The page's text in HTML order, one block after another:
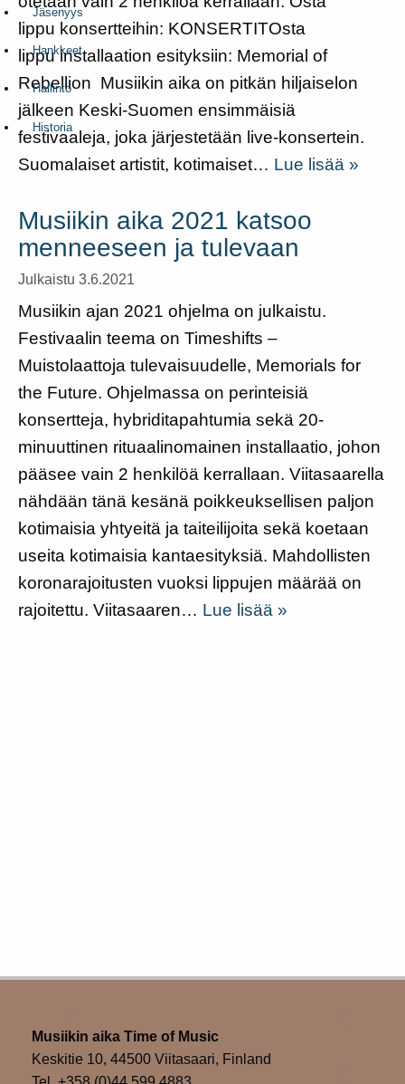
Jäsenyys
Hankkeet
Hallinto
Historia
lippu konsertteihin: KONSERTITOsta
lippu installaation esityksiin: Memorial of
Rebellion Musiikin aika on pitkän hiljaiselon
jälkeen Keski-Suomen ensimmäisiä
festivaaleja, joka järjestetään live-konsertein.
Suomalaiset artistit, kotimaiset… Lue lisää »
Musiikin aika 2021 katsoo
menneeseen ja tulevaan
Julkaistu 3.6.2021
Musiikin ajan 2021 ohjelma on julkaistu.
Festivaalin teema on Timeshifts –
Muistolaattoja tulevaisuudelle, Memorials for
the Future. Ohjelmassa on perinteisiä
konsertteja, hybriditapahtumia sekä 20-
minuuttinen rituaalinomainen installaatio, johon
pääsee vain 2 henkilöä kerrallaan. Viitasaarella
nähdään tänä kesänä poikkeuksellisen paljon
kotimaisia yhtyeitä ja taiteilijoita sekä koetaan
useita kotimaisia kantaesityksiä. Mahdollisten
koronarajoitusten vuoksi lippujen määrää on
rajoitettu. Viitasaaren… Lue lisää »
Musiikin aika Time of Music
Keskitie 10, 44500 Viitasaari, Finland